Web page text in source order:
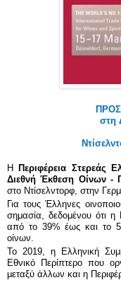
στη
Η Περιφέρεια Στερεάς
Διεθνή Έκθεση Οίνων -
στο Ντίσελντορφ, στην
Για τους Έλληνες
σημασία, δεδομένου ότι
από το 39% έως και το
οίνων.
Το 2019, η Ελληνική
Εθνικό Περίπτερο που
μεταξύ άλλων και η